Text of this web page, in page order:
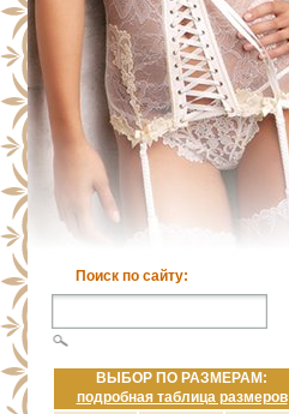
Поиск по сайту:
ВЫБОР ПО РАЗМЕРАМ:
подробная таблица размеров